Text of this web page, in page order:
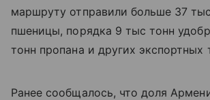
маршруту отправили больше 37
пшеницы, порядка 9 тыс тонн
тонн пропана и других экспортных
Ранее сообщалось, что доля